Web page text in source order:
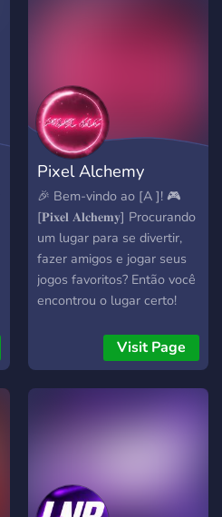
conunidade incrível, entre
agora!!
Pixel Alchemy
🎉 Bem-vindo ao [A ]! 🎮
[𝐏𝐢𝐱𝐞𝐥 𝐀𝐥𝐜𝐡𝐞𝐦𝐲] Procurando
um lugar para se divertir,
fazer amigos e jogar seus
jogos favoritos? Então você
encontrou o lugar certo!
comunidade amigável e
acolhedora onde você
pode: 🌟 Conhecer novas
todo o mundo! 🕹️ Jogar
seus jogos preferidos. 📚
Trocar ideias - Partilhe
Visit Page